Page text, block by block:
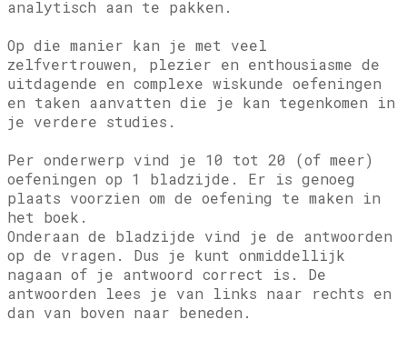
analytisch aan te pakken.
Op die manier kan je met veel
zelfvertrouwen, plezier en enthousiasme de
uitdagende en complexe wiskunde oefeningen
en taken aanvatten die je kan tegenkomen in
je verdere studies.
Per onderwerp vind je 10 tot 20 (of meer)
oefeningen op 1 bladzijde. Er is genoeg
plaats voorzien om de oefening te maken in
het boek.
Onderaan de bladzijde vind je de antwoorden
op de vragen. Dus je kunt onmiddellijk
nagaan of je antwoord correct is. De
antwoorden lees je van links naar rechts en
dan van boven naar beneden.